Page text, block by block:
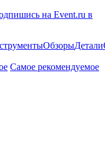
на Event.ru в
ОбзорыДетали
Самое рекомендуемое